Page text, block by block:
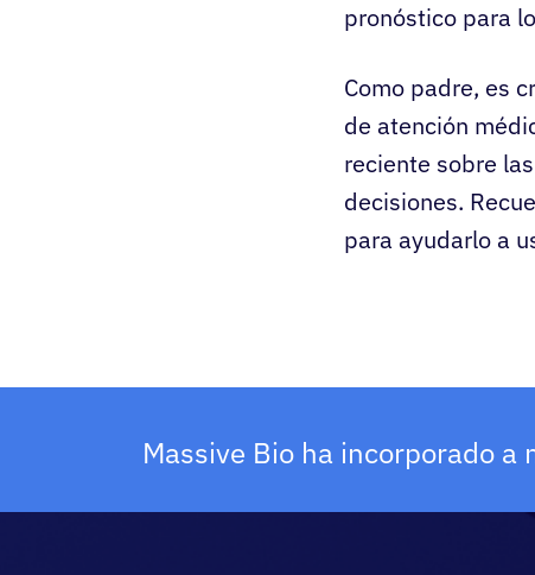
pronóstico para
Como padre, es
de atención
reciente sobre
decisiones.
para ayudarlo a
Massive Bio ha incorporado